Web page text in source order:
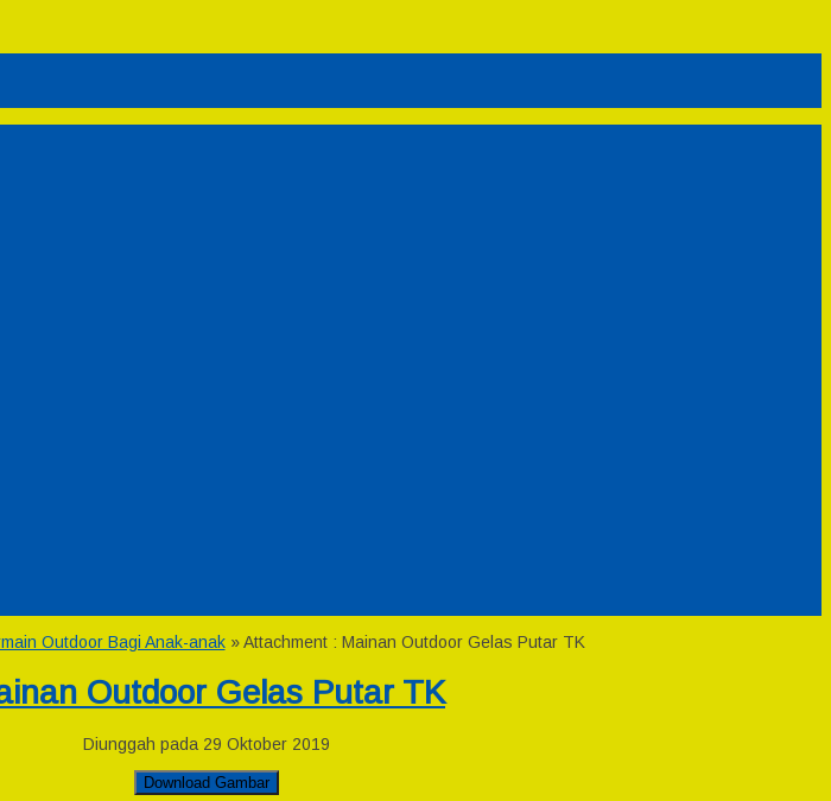
Outdoor Bagi Anak-anak» Attachment : Mainan Outdoor Gelas Putar TK
Outdoor Gelas Putar TK
Diunggah pada 29 Oktober 2019
Download Gambar